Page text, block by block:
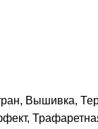
Вышивка,